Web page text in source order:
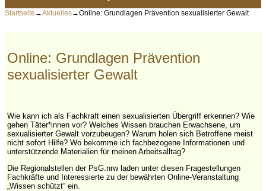
Startseite →Aktuelles→Online: Grundlagen Prävention sexualisierter Gewalt
Online: Grundlagen Prävention
sexualisierter Gewalt
Wie kann ich als Fachkraft einen sexualisierten Übergriff erkennen? Wie
gehen Täter*innen vor? Welches Wissen brauchen Erwachsene, um
sexualisierter Gewalt vorzubeugen? Warum holen sich Betroffene meist
nicht sofort Hilfe? Wo bekomme ich fachbezogene Informationen und
unterstützende Materialien für meinen Arbeitsalltag?
Die Regionalstellen der PsG.nrw laden unter diesen Fragestellungen
Fachkräfte und Interessierte zu der bewährten Online-Veranstaltung
„Wissen schützt“ ein.